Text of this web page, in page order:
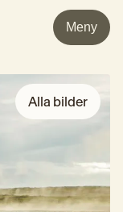
Meny
Alla bilder